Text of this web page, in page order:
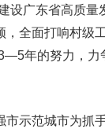
广东省高质量
全面打响村级
年的努力，力
示范城市为抓手